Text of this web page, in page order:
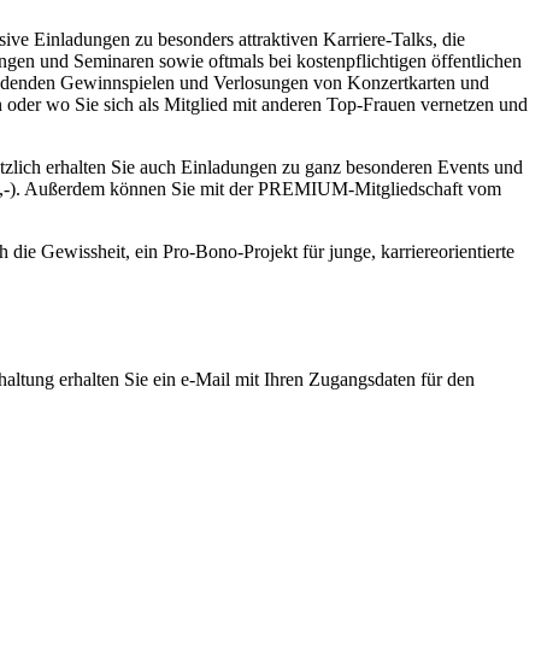
Einladungen zu besonders attraktiven Karriere-Talks, die
und Seminaren sowie oftmals bei kostenpflichtigen öffentlichen
Gewinnspielen und Verlosungen von Konzertkarten und
wo Sie sich als Mitglied mit anderen Top-Frauen vernetzen und
erhalten Sie auch Einladungen zu ganz besonderen Events und
). Außerdem können Sie mit der PREMIUM-Mitgliedschaft vom
Gewissheit, ein Pro-Bono-Projekt für junge, karriereorientierte
erhalten Sie ein e-Mail mit Ihren Zugangsdaten für den